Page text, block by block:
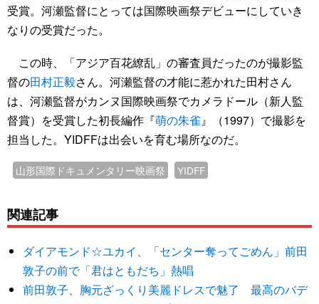
受賞。河瀬監督にとっては国際映画祭デビューにしていき
なりの受賞だった。
この時、「アジア百花繚乱」の審査員だったのが撮影監
督の田村正毅さん。河瀬監督の才能に惹かれた田村さん
は、河瀬監督がカンヌ国際映画祭でカメラドール（新人監
督賞）を受賞した初長編作『萌の朱雀』（1997）で撮影を
担当した。YIDFFは出会いを育む場所なのだ。
山形国際ドキュメンタリー映画祭 YIDFF
関連記事
ダイアモンド☆ユカイ、「センター奪ってごめん」前田
敦子の前で「君はともだち」熱唱
前田敦子、胸元ざっくり美麗ドレスで魅了 最高のバデ